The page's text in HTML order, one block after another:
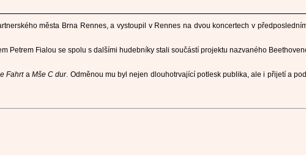
města Brna Rennes, a vystoupil v Rennes na dvou koncertech v
Petrem Fialou se spolu s dalšími hudebníky stali součástí projektu nazvaného
Fahrta Mše C dur. Odměnou mu byl nejen dlouhotrvající potlesk publika, ale i přijetí a